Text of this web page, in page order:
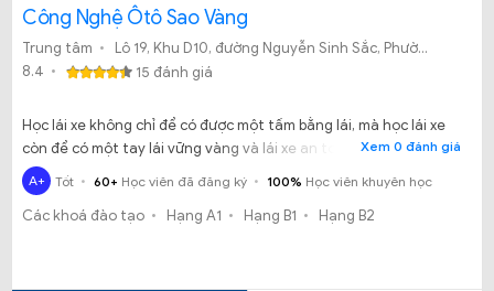
Công Nghệ Ôtô Sao Vàng
Trung tâm
Lô 19, Khu D10, đường Nguyễn Sinh Sắc, Phường Hòa Minh, Quận Liên Chiểu, TP. Đà Nẵng
8.4
15 đánh giá
Học lái xe không chỉ để có được một tấm bằng lái, mà học lái xe
còn để có một tay lái vững vàng và lái xe an toàn trên mọi nẻo
đường. Vậy học lái xe tại trung tâm nào ở Đà Nẵng là tốt? Hãy
thử trải nghiệm học lái xe tại Trung Tâm DN Lái Xe Và Công Nghệ
Ôtô Sao Vàng, biết đâu đây sẽ là điểm dừng chân tốt nhất dành
Xem 0 đánh giá
A+ Tốt 60+ Học viên đã đăng ký 100% Học viên khuyên học
Các khoá đào tạo Hạng A1 Hạng B1 Hạng B2